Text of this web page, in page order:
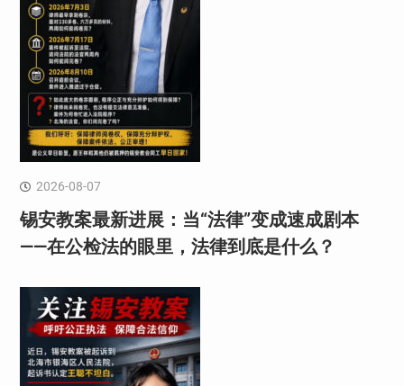
2026-08-07
锡安教案最新进展：当“法律”变成速成剧本
——在公检法的眼里，法律到底是什么？